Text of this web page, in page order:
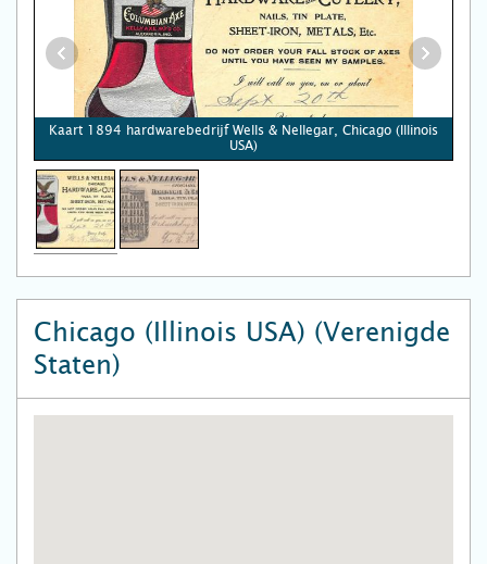
Kaart 1894 hardwarebedrijf Wells & Nellegar, Chicago (Illinois
USA)
Chicago (Illinois USA) (Verenigde
Staten)